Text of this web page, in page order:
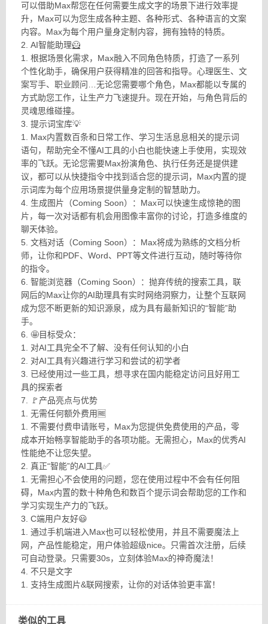
可以借助Max帮您在任何需要生成文字的场景下进行效率提
升，Max可以为您生成各种主题、各种形式、各种语言的文案
内容。Max为每个用户量身定制内容，拥有独特的特质。
2. AI智能助理🦸
1. 根据场景化需求，Max融入不同角色特质，打造了一系列
个性化助手，确保用户获得精准的回答和指导。心理医生、文
案写手、职业顾问…无论您需要哪个角色，Max都能以专属的
方式助您工作，让生产力飞速提升。现在开始，与角色背后的
灵魂思维碰撞。
3. 提示词宝库💡
1. Max内置数百条和日常工作、学习生活息息相关的提示词
语句，帮助完全不懂AI工具的小白也能快速上手使用，实现效
率的飞跃。无论您需要Max扮演角色、执行任务还是提供建
议，都可以从快捷指令中找到适合您的提示词，Max内置的提
示词库为每个应用场景提供量身定制的智慧助力。
4. 生成图片（Coming Soon）：Max可以快速生成惊艳的图
片，每一次对话都有机会用图像丰富你的讨论，打造多维度的
聊天体验。
5. 文档对话（Coming Soon）：Max将成为熟练的文档分析
师，让你和PDF、Word、PPT等文件进行互动，随时等待你
的指令。
6. 智能浏览器（Coming Soon）：抛弃传统的搜索工具，联
网后的Max让你的AI助理具有实时网络洞察力，让整个互联网
成为您不断更新的知识源泉，成为具有最新知识的“智能”助
手。
6. 🤩目标受众：
1. 对AI工具完全不了解、没有任何认知的小白
2. 对AI工具有兴趣进行学习和尝试的初学者
3. 已经使用过一些工具，想寻求在国内能稳定访问且好用工
具的探索者
7. 🚩产品亮点与优势
1. 无需任何额外费用🆓
1. 不需要付费申请账号，Max为您提供免费使用的产品，零
成本开始畅享智能助手的各项功能。无需担心，Max的优秀AI
性能绝不让您失望。
2. 真正“智能”的AI工具✅
1. 无需担心不会使用的问题，您在使用过程中不会有任何阻
碍，Max内置的数十种角色和数百个提示词会帮助您的工作和
学习实现生产力的飞跃。
3. C端用户友好😃
1. 通过手机端进入Max也可以轻松使用，并且不需要魔法上
网，产品性能稳定，用户体验超级nice。只需首次注册，后续
可自动登录。只需要30s，立刻体验Max的神奇魔法！
4. 不只是文字
1. 支持生成图片&联网搜索，让你的对话体验更丰富！
类似的工具